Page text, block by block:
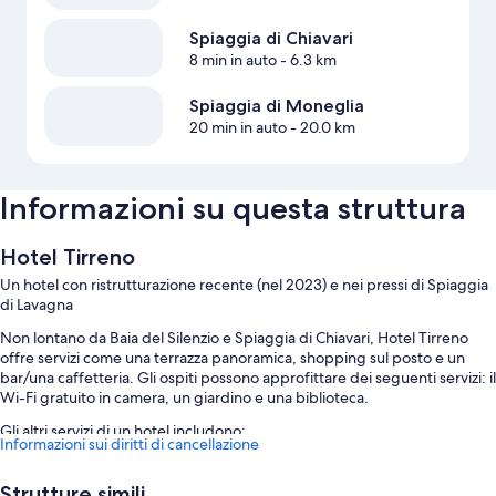
Spiaggia di Chiavari
8 min in auto- 6.3 km
Spiaggia di Moneglia
20 min in auto- 20.0 km
Informazioni su questa struttura
Hotel Tirreno
Un hotel con ristrutturazione recente (nel 2023) e nei pressi di Spiaggia
di Lavagna
Non lontano da Baia del Silenzio e Spiaggia di Chiavari, Hotel Tirreno
offre servizi come una terrazza panoramica, shopping sul posto e un
bar/una caffetteria. Gli ospiti possono approfittare dei seguenti servizi: il
Wi-Fi gratuito in camera, un giardino e una biblioteca.
Gli altri servizi di un hotel includono:
Informazioni sui diritti di cancellazione